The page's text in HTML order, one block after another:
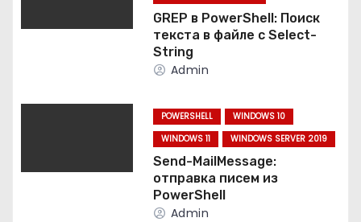
и
я
GREP в PowerShell: Поиск
текста в файле с Select-
String
Admin
POWERSHELL
WINDOWS 10
WINDOWS 11
WINDOWS SERVER 2019
Send-MailMessage:
отправка писем из
PowerShell
Admin